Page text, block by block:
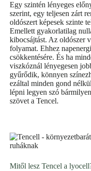
Egy szintén lényeges
szerint, egy teljesen zárt
oldószert képesek szinte
Emellett gyakorlatilag
kibocsájtást. Az oldószer
folyamat. Ehhez
csökkentésére. És ha
viszkóznál lényegesen
gyűrődik, könnyen
ezáltal minden gond
lépni legyen szó
szövet a Tencel.
Mitől lesz Tencel a